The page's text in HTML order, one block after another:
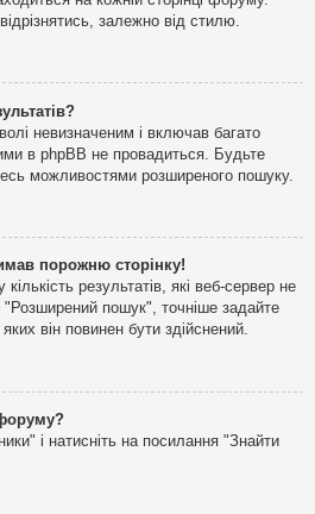
залежно від стилю.
невизначеним і включав багато
в phpBB не провадиться. Будьте
можливостями розширеного пошуку.
порожню сторінку!
результатів, які веб-сервер не
"Розширений пошук", точніше задайте
він повинен бути здійснений.
і натисніть на посилання "Знайти